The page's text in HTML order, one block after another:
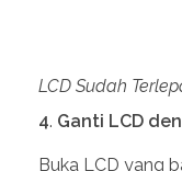
LCD Sudah
4. Ganti LCD
Buka LCD yang